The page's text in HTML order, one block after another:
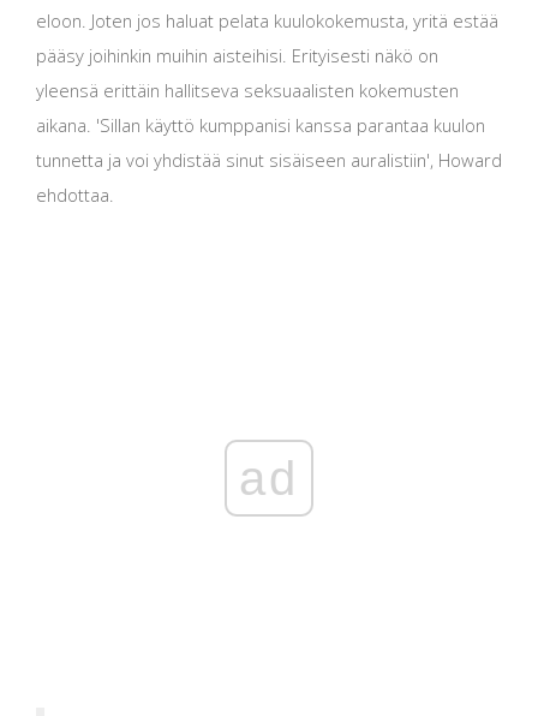
eloon. Joten jos haluat pelata kuulokokemusta, yritä estää
pääsy joihinkin muihin aisteihisi. Erityisesti näkö on
yleensä erittäin hallitseva seksuaalisten kokemusten
aikana. 'Sillan käyttö kumppanisi kanssa parantaa kuulon
tunnetta ja voi yhdistää sinut sisäiseen auralistiin', Howard
ehdottaa.
ad